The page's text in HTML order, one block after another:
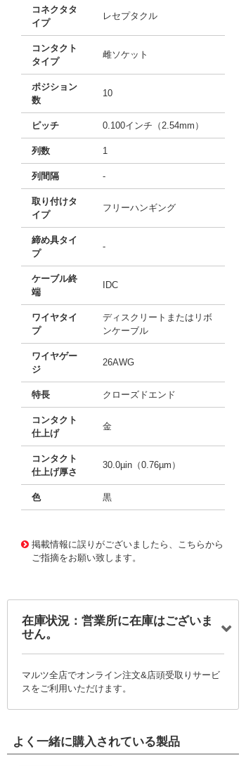
コネクタタ
イプ
レセプタクル
コンタクト
タイプ
雌ソケット
ポジション
数
10
ピッチ 0.100インチ（2.54mm）
列数 1
列間隔 -
取り付けタ
イプ
フリーハンギング
締め具タイ
プ
-
ケーブル終
端
IDC
ワイヤタイ
プ
ディスクリートまたはリボ
ンケーブル
ワイヤゲー
ジ
26AWG
特長 クローズドエンド
コンタクト
仕上げ
金
コンタクト
仕上げ厚さ
30.0µin（0.76µm）
色 黒
掲載情報に誤りがございましたら、こちらから
ご指摘をお願い致します。
在庫状況：営業所に在庫はございま
せん。
マルツ全店でオンライン注文&店頭受取りサービ
スをご利用いただけます。
よく一緒に購入されている製品